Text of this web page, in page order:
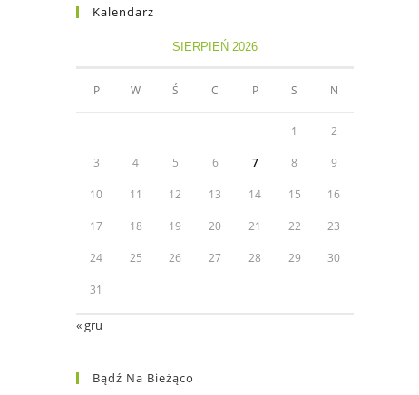
Kalendarz
SIERPIEŃ 2026
P W Ś C P S N
1 2
3 4 5 6 7 8 9
10 11 12 13 14 15 16
17 18 19 20 21 22 23
24 25 26 27 28 29 30
31
« gru
Bądź Na Bieżąco